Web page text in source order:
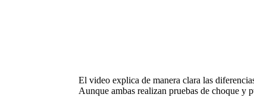
El video explica de manera clara las
Aunque ambas realizan pruebas de choque y